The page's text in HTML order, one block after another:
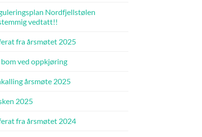
Nordfjellstølen
vedtatt!!
fra årsmøtet 2025
ved oppkjøring
årsmøte 2025
2025
fra årsmøtet 2024